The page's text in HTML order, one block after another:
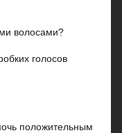
волосами?
голосов
положительным